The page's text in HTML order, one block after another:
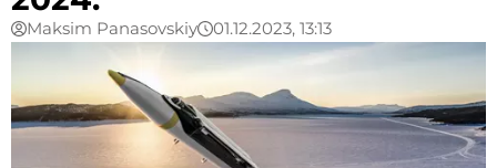
Maksim Panasovskiy 01.12.2023, 13:13